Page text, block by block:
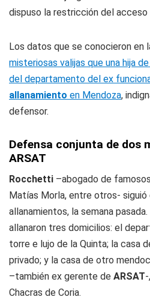
dispuso la restricción del acceso
Los datos que se conocieron en
misteriosas valijas que una hija
del departamento del ex
allanamiento en Mendoza,
defensor.
Defensa conjunta de dos
ARSAT
Rocchetti –abogado de
Matías Morla, entre otros-
allanamientos, la semana
allanaron tres domicilios: el
torre e lujo de la Quinta; la casa
privado; y la casa de otro
–también ex gerente de ARSAT
Chacras de Coria.